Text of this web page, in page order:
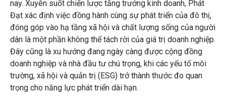
nay. Xuyên suốt chiến lược tăng trưởng kinh doanh, Phát
Đạt xác định việc đồng hành cùng sự phát triển của đô thị,
đóng góp vào hạ tầng xã hội và chất lượng sống của người
dân là một phần không thể tách rời của giá trị doanh nghiệp.
Đây cũng là xu hướng đang ngày càng được cộng đồng
doanh nghiệp và nhà đầu tư chú trọng, khi các yếu tố môi
trường, xã hội và quản trị (ESG) trở thành thước đo quan
trọng cho năng lực phát triển dài hạn.